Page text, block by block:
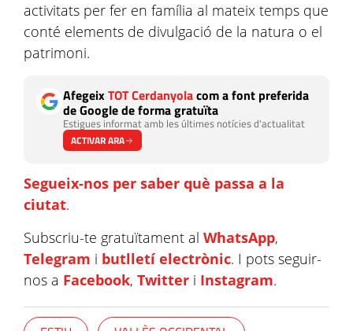
activitats per fer en família al mateix temps que
conté elements de divulgació de la natura o el
patrimoni.
AfegeixTOT Cerdanyolacom a font preferida
de Google de forma gratuïta
Estigues informat amb les últimes notícies d'actualitat
ACTIVAR ARA
Segueix-nos per saber què passa a la
ciutat.
Subscriu-te gratuïtament al WhatsApp,
Telegram i butlletí electrònic. I pots seguir-
nos a Facebook, Twitter i Instagram.